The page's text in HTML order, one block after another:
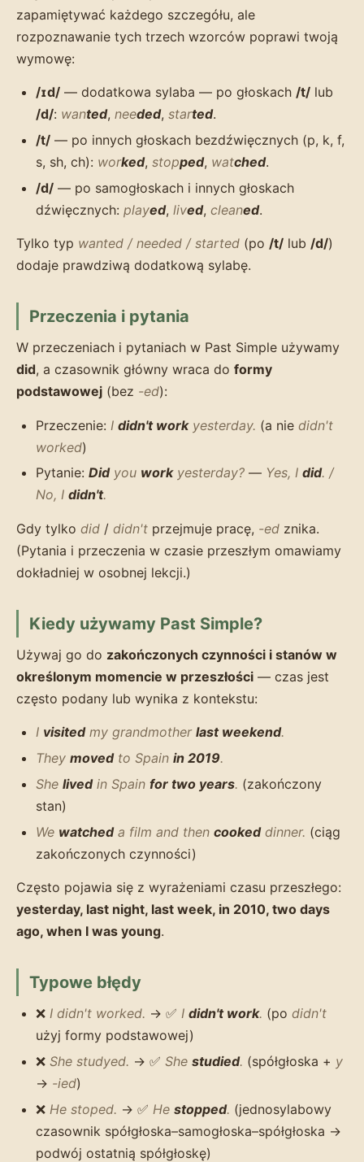
zapamiętywać każdego szczegółu, ale
rozpoznawanie tych trzech wzorców poprawi twoją
wymowę:
/ɪd/ — dodatkowa sylaba — po głoskach /t/ lub
/d/: wanted, needed, started.
/t/ — po innych głoskach bezdźwięcznych (p, k, f,
s, sh, ch): worked, stopped, watched.
/d/ — po samogłoskach i innych głoskach
dźwięcznych: played, lived, cleaned.
Tylko typ wanted / needed / started (po /t/ lub /d/)
dodaje prawdziwą dodatkową sylabę.
Przeczenia i pytania
W przeczeniach i pytaniach w Past Simple używamy
did, a czasownik główny wraca do formy
podstawowej (bez -ed):
Przeczenie: I didn't workyesterday. (a nie didn't
worked)
Pytanie: Didyou workyesterday? — Yes, I did. /
No, I didn't.
Gdy tylko did / didn't przejmuje pracę, -ed znika.
(Pytania i przeczenia w czasie przeszłym omawiamy
dokładniej w osobnej lekcji.)
Kiedy używamy Past Simple?
Używaj go do zakończonych czynności i stanów w
określonym momencie w przeszłości — czas jest
często podany lub wynika z kontekstu:
I visitedmy grandmother last weekend.
They movedto Spain in 2019.
She livedin Spain for two years. (zakończony
stan)
We watcheda film and then cookeddinner. (ciąg
zakończonych czynności)
Często pojawia się z wyrażeniami czasu przeszłego:
yesterday, last night, last week, in 2010, two days
ago, when I was young.
Typowe błędy
❌ I didn't worked. → ✅ I didn't work. (po didn't
użyj formy podstawowej)
❌ She studyed. → ✅ She studied. (spółgłoska + y
→ -ied)
❌ He stoped. → ✅ He stopped. (jednosylabowy
czasownik spółgłoska–samogłoska–spółgłoska →
podwój ostatnią spółgłoskę)